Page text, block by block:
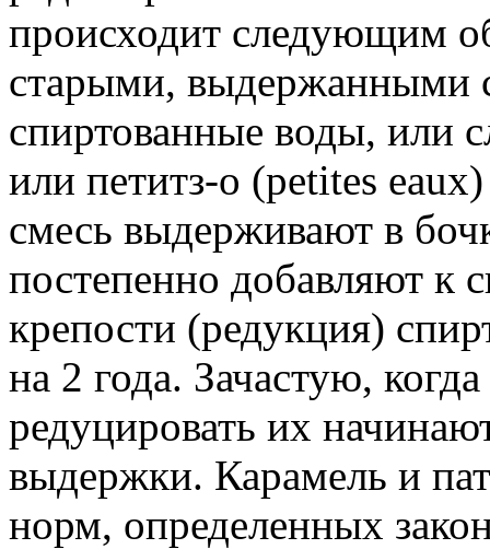
происходит следующим
старыми, выдержанными
спиртованные воды, или
или петитз-о (petites
смесь выдерживают в
постепенно добавляют к
крепости (редукция)
на 2 года. Зачастую,
редуцировать их
выдержки. Карамель и
норм, определенных